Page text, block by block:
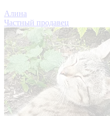
Алина
Частный продавец